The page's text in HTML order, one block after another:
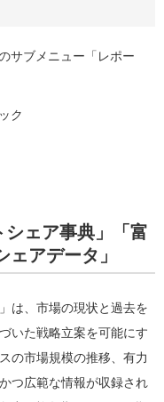
サブメニュー「レポー
ク
シェア事典」「富
アデータ」
は、市場の現状と過去を
いた戦略立案を可能にす
の市場規模の推移、有力
つ広範な情報が収録され